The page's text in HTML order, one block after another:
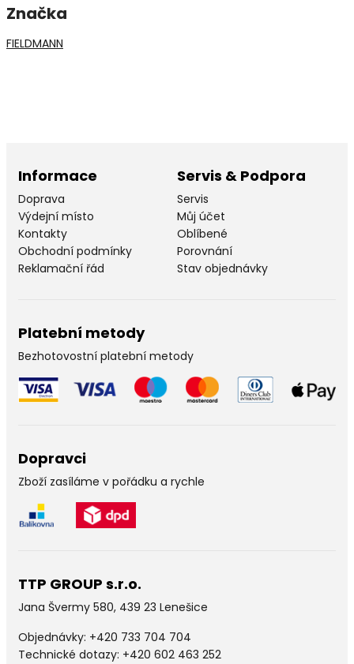
Značka
FIELDMANN
Informace
Doprava
Výdejní místo
Kontakty
Obchodní podmínky
Reklamační řád
Servis & Podpora
Servis
Můj účet
Oblíbené
Porovnání
Stav objednávky
Platební metody
Bezhotovostní platební metody
Dopravci
Zboží zasíláme v pořádku a rychle
TTP GROUP s.r.o.
Jana Švermy 580, 439 23 Lenešice
Objednávky: +420 733 704 704
Technické dotazy: +420 602 463 252